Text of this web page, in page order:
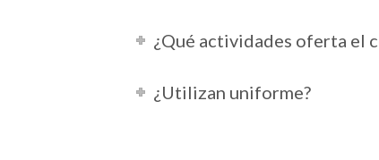
¿Qué actividades oferta el
¿Utilizan uniforme?